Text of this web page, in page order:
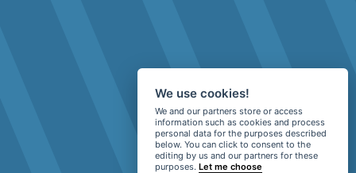
We use cookies!
We and our partners store or access
information such as cookies and process
personal data for the purposes described
below. You can click to consent to the
editing by us and our partners for these
purposes.Let me choose